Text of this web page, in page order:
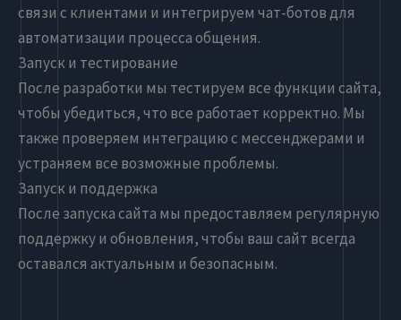
связи с клиентами и интегрируем чат-ботов для
автоматизации процесса общения.
Запуск и тестирование
После разработки мы тестируем все функции сайта,
чтобы убедиться, что все работает корректно. Мы
также проверяем интеграцию с мессенджерами и
устраняем все возможные проблемы.
Запуск и поддержка
После запуска сайта мы предоставляем регулярную
поддержку и обновления, чтобы ваш сайт всегда
оставался актуальным и безопасным.